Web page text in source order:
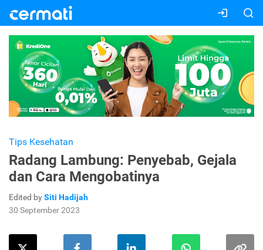
Tips Kesehatan
Radang Lambung: Penyebab, Gejala
dan Cara Mengobatinya
Edited bySiti Hadijah
30 September 2023